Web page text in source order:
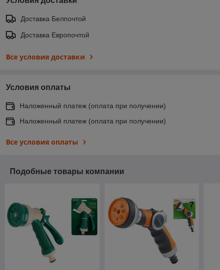
Доставка Белпочтой
Доставка Европочтой
Все условия доставки
Условия оплаты
Наложенный платеж (оплата при получении)
Наложенный платеж (оплата при получении)
Все условия оплаты
Подобные товары компании